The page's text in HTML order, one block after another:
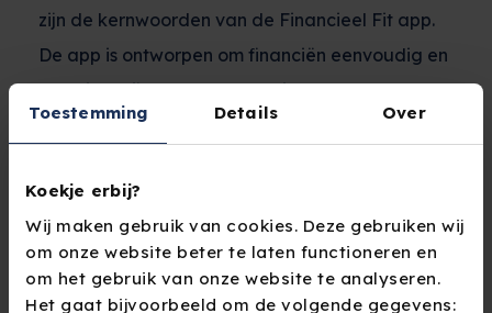
Toestemming Details Over
Koekje erbij?
Wij maken gebruik van cookies. Deze gebruiken wij
om onze website beter te laten functioneren en
om het gebruik van onze website te analyseren.
Het gaat bijvoorbeeld om de volgende gegevens:
zijn de kernwoorden van de Financieel Fit app.
De app is ontworpen om financiën eenvoudig en
overzichtelijk te maken voor iedereen. Door het
aanbieden van onafhankelijk financieel advies,
gebruiksvriendelijke applicatie stelt gebruikers
in staat om financieel fit te worden en te blijven,